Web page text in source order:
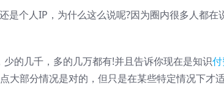
是个人IP，为什么这么说呢?因为圈内很多人都在
的几千，多的几万都有!并且告诉你现在是知识
大部分情况是对的，但只是在某些特定情况下才